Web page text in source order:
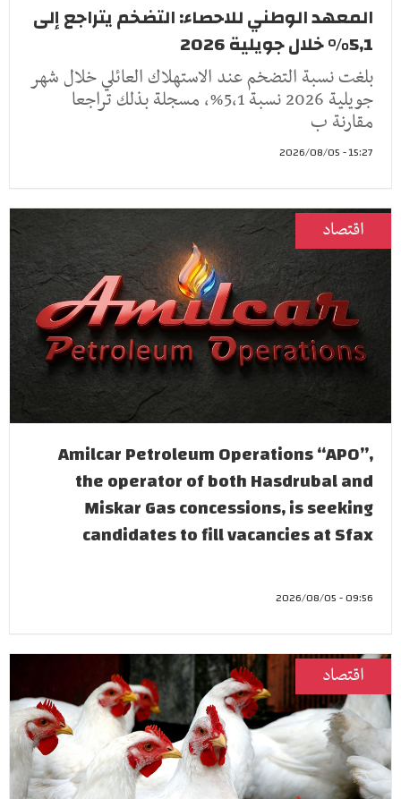
المعهد الوطني للاحصاء: التضخم يتراجع إلى
5,1% خلال جويلية 2026
بلغت نسبة التضخم عند الاستهلاك العائلي خلال شهر
جويلية 2026 نسبة 5,1%، مسجلة بذلك تراجعا
مقارنة ب
15:27 - 2026/08/05
اقتصاد
Amilcar Petroleum Operations “APO”,
the operator of both Hasdrubal and
Miskar Gas concessions, is seeking
candidates to fill vacancies at Sfax
09:56 - 2026/08/05
اقتصاد